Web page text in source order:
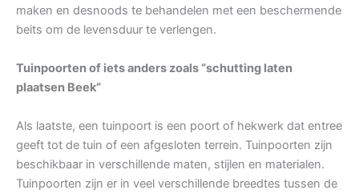
maken en desnoods te behandelen met een beschermende
beits om de levensduur te verlengen.
Tuinpoorten of iets anders zoals “schutting laten
plaatsen Beek”
Als laatste, een tuinpoort is een poort of hekwerk dat entree
geeft tot de tuin of een afgesloten terrein. Tuinpoorten zijn
beschikbaar in verschillende maten, stijlen en materialen.
Tuinpoorten zijn er in veel verschillende breedtes tussen de